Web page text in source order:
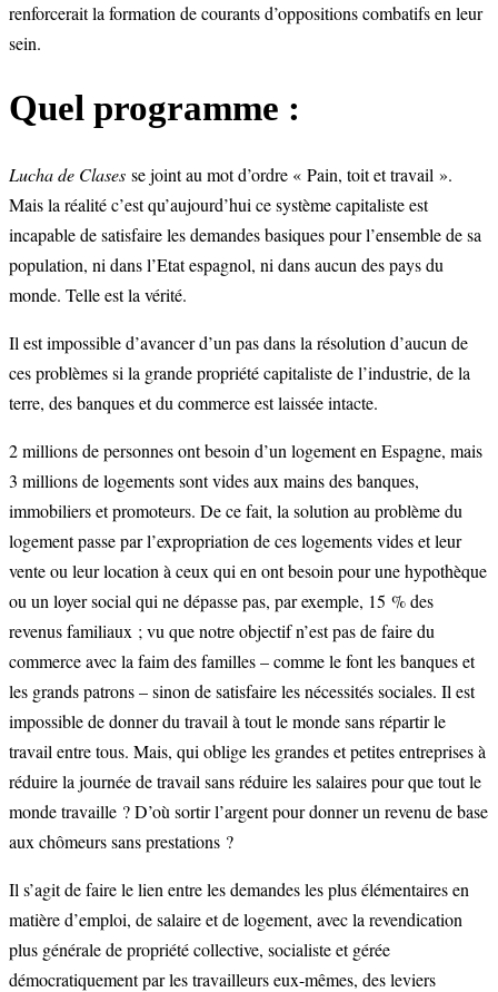
renforcerait la formation de courants d’oppositions combatifs en leur
sein.
Quel programme :
Lucha de Clases se joint au mot d’ordre « Pain, toit et travail ».
Mais la réalité c’est qu’aujourd’hui ce système capitaliste est
incapable de satisfaire les demandes basiques pour l’ensemble de sa
population, ni dans l’Etat espagnol, ni dans aucun des pays du
monde. Telle est la vérité.
Il est impossible d’avancer d’un pas dans la résolution d’aucun de
ces problèmes si la grande propriété capitaliste de l’industrie, de la
terre, des banques et du commerce est laissée intacte.
2 millions de personnes ont besoin d’un logement en Espagne, mais
3 millions de logements sont vides aux mains des banques,
immobiliers et promoteurs. De ce fait, la solution au problème du
logement passe par l’expropriation de ces logements vides et leur
vente ou leur location à ceux qui en ont besoin pour une hypothèque
ou un loyer social qui ne dépasse pas, par exemple, 15 % des
revenus familiaux ; vu que notre objectif n’est pas de faire du
commerce avec la faim des familles – comme le font les banques et
les grands patrons – sinon de satisfaire les nécessités sociales. Il est
impossible de donner du travail à tout le monde sans répartir le
travail entre tous. Mais, qui oblige les grandes et petites entreprises à
réduire la journée de travail sans réduire les salaires pour que tout le
monde travaille ? D’où sortir l’argent pour donner un revenu de base
aux chômeurs sans prestations ?
Il s’agit de faire le lien entre les demandes les plus élémentaires en
matière d’emploi, de salaire et de logement, avec la revendication
plus générale de propriété collective, socialiste et gérée
démocratiquement par les travailleurs eux-mêmes, des leviers